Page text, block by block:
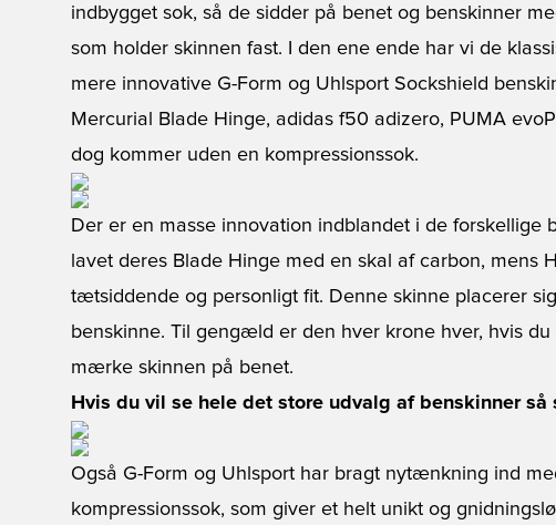
indbygget sok, så de sidder på benet og benskinner
som holder skinnen fast. I den ene ende har vi de
mere innovative G-Form og Uhlsport Sockshield
Mercurial Blade Hinge, adidas f50 adizero, PUMA
dog kommer uden en kompressionssok.
Der er en masse innovation indblandet i de forskellige
lavet deres Blade Hinge med en skal af carbon, mens
tætsiddende og personligt fit. Denne skinne placerer
benskinne. Til gengæld er den hver krone hver, hvis
mærke skinnen på benet.
Hvis du vil se hele det store udvalg af benskinner
Også G-Form og Uhlsport har bragt nytænkning ind
kompressionssok, som giver et helt unikt og